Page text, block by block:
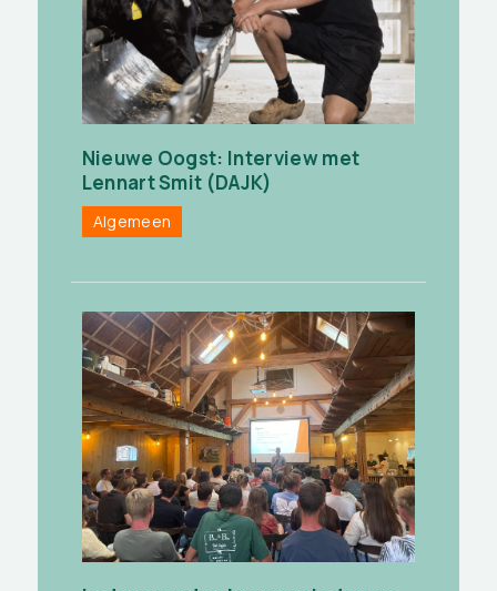
Nieuwe Oogst: Interview met
Lennart Smit (DAJK)
Algemeen